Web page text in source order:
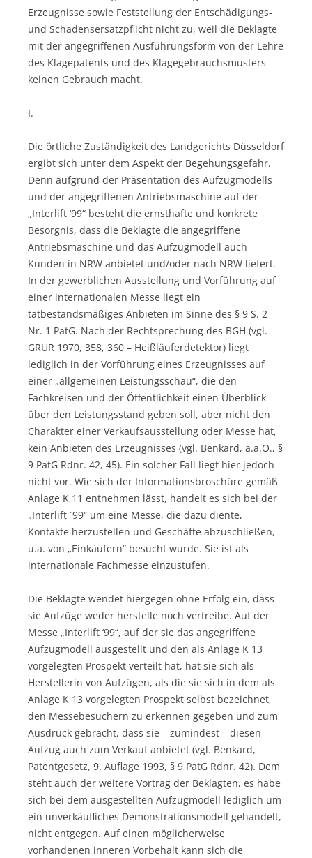
Erzeugnisse sowie Feststellung der Entschädigungs-
und Schadensersatzpflicht nicht zu, weil die Beklagte
mit der angegriffenen Ausführungsform von der Lehre
des Klagepatents und des Klagegebrauchsmusters
keinen Gebrauch macht.
I.
Die örtliche Zuständigkeit des Landgerichts Düsseldorf
ergibt sich unter dem Aspekt der Begehungsgefahr.
Denn aufgrund der Präsentation des Aufzugmodells
und der angegriffenen Antriebsmaschine auf der
„Interlift ‘99“ besteht die ernsthafte und konkrete
Besorgnis, dass die Beklagte die angegriffene
Antriebsmaschine und das Aufzugmodell auch
Kunden in NRW anbietet und/oder nach NRW liefert.
In der gewerblichen Ausstellung und Vorführung auf
einer internationalen Messe liegt ein
tatbestandsmäßiges Anbieten im Sinne des § 9 S. 2
Nr. 1 PatG. Nach der Rechtsprechung des BGH (vgl.
GRUR 1970, 358, 360 – Heißläuferdetektor) liegt
lediglich in der Vorführung eines Erzeugnisses auf
einer „allgemeinen Leistungsschau“, die den
Fachkreisen und der Öffentlichkeit einen Überblick
über den Leistungsstand geben soll, aber nicht den
Charakter einer Verkaufsausstellung oder Messe hat,
kein Anbieten des Erzeugnisses (vgl. Benkard, a.a.O., §
9 PatG Rdnr. 42, 45). Ein solcher Fall liegt hier jedoch
nicht vor. Wie sich der Informationsbroschüre gemäß
Anlage K 11 entnehmen lässt, handelt es sich bei der
„Interlift ´99“ um eine Messe, die dazu diente,
Kontakte herzustellen und Geschäfte abzuschließen,
u.a. von „Einkäufern“ besucht wurde. Sie ist als
internationale Fachmesse einzustufen.
Die Beklagte wendet hiergegen ohne Erfolg ein, dass
sie Aufzüge weder herstelle noch vertreibe. Auf der
Messe „Interlift ‘99“, auf der sie das angegriffene
Aufzugmodell ausgestellt und den als Anlage K 13
vorgelegten Prospekt verteilt hat, hat sie sich als
Herstellerin von Aufzügen, als die sie sich in dem als
Anlage K 13 vorgelegten Prospekt selbst bezeichnet,
den Messebesuchern zu erkennen gegeben und zum
Ausdruck gebracht, dass sie – zumindest – diesen
Aufzug auch zum Verkauf anbietet (vgl. Benkard,
Patentgesetz, 9. Auflage 1993, § 9 PatG Rdnr. 42). Dem
steht auch der weitere Vortrag der Beklagten, es habe
sich bei dem ausgestellten Aufzugmodell lediglich um
ein unverkäufliches Demonstrationsmodell gehandelt,
nicht entgegen. Auf einen möglicherweise
vorhandenen inneren Vorbehalt kann sich die